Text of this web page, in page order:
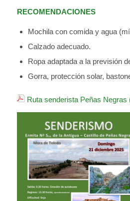
RECOMENDACIONES
Mochila con comida y agua
Calzado adecuado.
Ropa adaptada a la previsión
Gorra, protección solar,
Ruta senderista Peñas Negras